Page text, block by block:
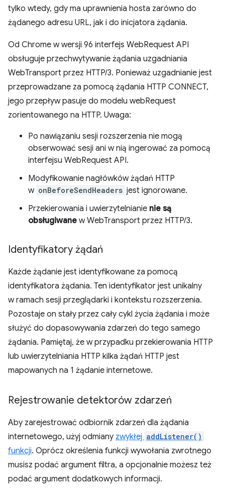
tylko wtedy, gdy ma uprawnienia hosta zarówno do
żądanego adresu URL, jak i do inicjatora żądania.
Od Chrome w wersji 96 interfejs WebRequest API
obsługuje przechwytywanie żądania uzgadniania
WebTransport przez HTTP/3. Ponieważ uzgadnianie jest
przeprowadzane za pomocą żądania HTTP CONNECT,
jego przepływ pasuje do modelu webRequest
zorientowanego na HTTP. Uwaga:
Po nawiązaniu sesji rozszerzenia nie mogą
obserwować sesji ani w nią ingerować za pomocą
interfejsu WebRequest API.
Modyfikowanie nagłówków żądań HTTP
w onBeforeSendHeaders jest ignorowane.
Przekierowania i uwierzytelnianie nie są
obsługiwane w WebTransport przez HTTP/3.
Identyfikatory żądań
Każde żądanie jest identyfikowane za pomocą
identyfikatora żądania. Ten identyfikator jest unikalny
w ramach sesji przeglądarki i kontekstu rozszerzenia.
Pozostaje on stały przez cały cykl życia żądania i może
służyć do dopasowywania zdarzeń do tego samego
żądania. Pamiętaj, że w przypadku przekierowania HTTP
lub uwierzytelniania HTTP kilka żądań HTTP jest
mapowanych na 1 żądanie internetowe.
Rejestrowanie detektorów zdarzeń
Aby zarejestrować odbiornik zdarzeń dla żądania
internetowego, użyj odmiany zwykłej addListener()
funkcji. Oprócz określenia funkcji wywołania zwrotnego
musisz podać argument filtra, a opcjonalnie możesz też
podać argument dodatkowych informacji.